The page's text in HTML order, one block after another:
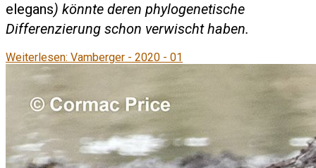
elegans) könnte deren phylogenetische
Differenzierung schon verwischt haben.
Weiterlesen: Vamberger - 2020 - 01